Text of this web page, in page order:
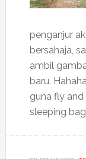
penganjur
bersahaja,
ambil
baru.
guna fly
sleeping